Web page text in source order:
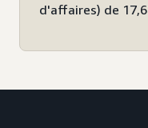
d'affaires) de